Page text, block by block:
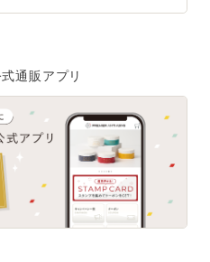
・キレイをサポートするWe
通販アプリ